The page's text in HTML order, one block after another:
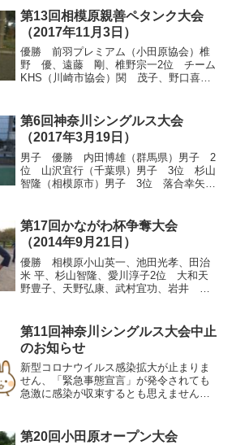
子、飯島惣助3位 ス・フラン（寒川町）
金子みどり、米澤 茂、...
第13回相模原親善ペタンク大会
（2017年11月3日）
優勝 前羽プレミアム（小田原協会）椎
野 優、遠藤 剛、椎野宗一2位 チーム
KHS（川崎市協会）関 茂子、野口喜一
間専科E（座間市協会）石丸照清、山下洋
文、前田省三
第6回神奈川シングルス大会
（2017年3月19日）
男子 優勝 内田博雄（群馬県）男子 2
位 山沢宜行（千葉県）男子 3位 杉山
智隆（相模原市）男子 3位 落合幸矢
女子 3位 永田弘子（横浜市協会）女
子 3位 渡辺玲子...
第17回かながわ杯争奪大会
（2014年9月21日）
優勝 相模原小山英一、池田光孝、田治
米 平、杉山智隆、愛川淳子2位 大和天
野豊子、天野弘康、武村宜功、岩井
位 座間A川又宣博、早川紋子、増山勝
美、小亀伸吾、小亀寿...
第11回神奈川シングルス大会中止
のお知らせ
新型コロナウイルス感染拡大が止まりま
せん、「緊急事態宣言」が発令されても
急激に感染が収束するとも思えません。
中止と致します。
第20回小田原オープン大会